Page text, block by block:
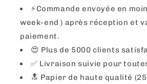
⚡️Commande envoyée en
week-end ) après réception et
paiement.
😍 Plus de 5000 clients
✅ Livraison suivie pour
🔝 Papier de haute qualité